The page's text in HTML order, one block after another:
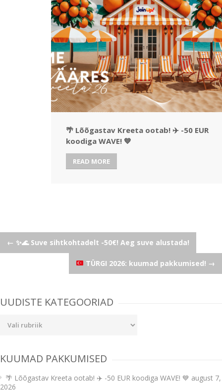
🌴 Lõõgastav Kreeta ootab! ✈️ -50 EUR
koodiga WAVE! 💙
READ MORE
Post
← ✨🌊 Suve sihtkohtadelt -50€! Aeg suve alustada!
TÜRGI 2026: kuumad pakkumised! →
UUDISTE KATEGOORIAD
KUUMAD PAKKUMISED
🌴 Lõõgastav Kreeta ootab! ✈️ -50 EUR koodiga WAVE! 💙 august 7,
2026